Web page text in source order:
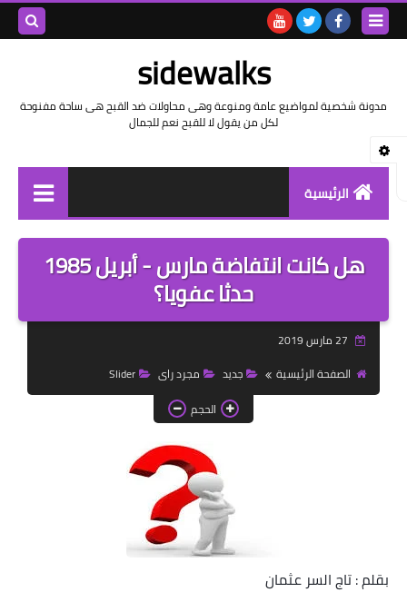
sidewalks
مدونة شخصية لمواضيع عامة ومنوعة وهى محاولات ضد القبح هى ساحة مفنوحة
لكل من يقول لا للقبح نعم للجمال
الرئيسية
توثيق وتاريخ
بيانات
تقارير
خواطر بالفصحى
خواطر قصصية
صور
علوم وبحوث
فيديو
هل كانت انتفاضة مارس - أبريل 1985
حدثا عفويا؟
الصفحة الرئيسية
جديد مجرد راى
Slider
الحجم
بقلم : تاج السر عثمان